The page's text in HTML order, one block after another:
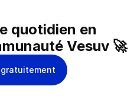
quotidien en
Vesuv 🚀